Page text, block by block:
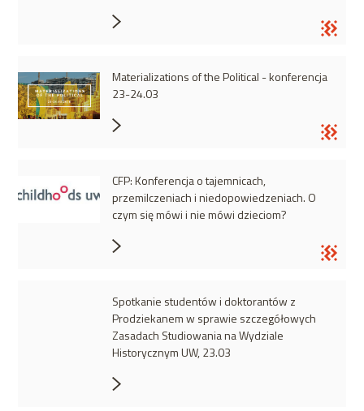
Materializations of the Political - konferencja
23-24.03
CFP: Konferencja o tajemnicach,
przemilczeniach i niedopowiedzeniach. O
czym się mówi i nie mówi dzieciom?
Spotkanie studentów i doktorantów z
Prodziekanem w sprawie szczegółowych
Zasadach Studiowania na Wydziale
Historycznym UW, 23.03